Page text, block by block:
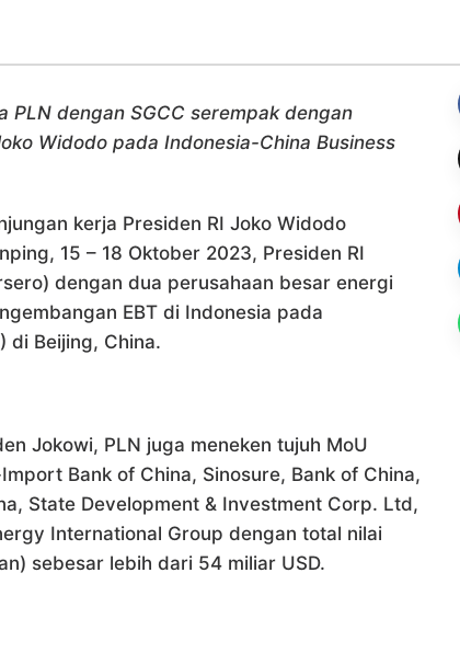
PLN dengan SGCC serempak dengan
Widodo pada Indonesia-China Business
kerja Presiden RI Joko Widodo
15 – 18 Oktober 2023, Presiden RI
dengan dua perusahaan besar energi
EBT di Indonesia pada
di Beijing, China.
Jokowi, PLN juga meneken tujuh MoU
Bank of China, Sinosure, Bank of China,
State Development & Investment Corp. Ltd,
International Group dengan total nilai
sebesar lebih dari 54 miliar USD.